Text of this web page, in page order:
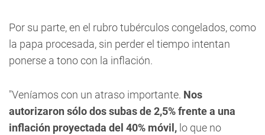
Por su parte, en el rubro tubérculos congelados, como
la papa procesada, sin perder el tiempo intentan
ponerse a tono con la inflación.
"Veníamos con un atraso importante. Nos
autorizaron sólo dos subas de 2,5% frente a una
inflación proyectada del 40% móvil, lo que no